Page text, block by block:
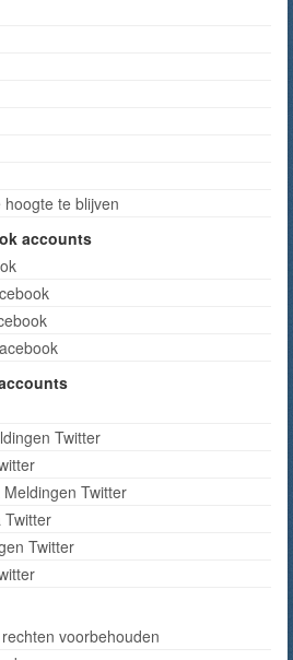
te blijven
accounts
Twitter
Twitter
Twitter
Twitter
voorbehouden